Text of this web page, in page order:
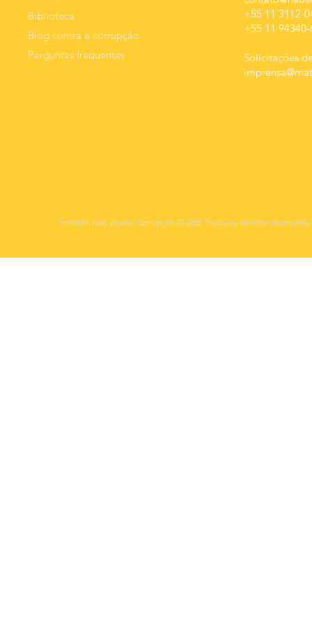
Biblioteca
Blog contra a corrupção
Perguntas frequentes
+55 11 3112-
+55 11
Solicitações
Instituto Não Aceito Corrupção © 2025 Todos os direitos